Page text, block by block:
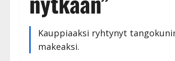
Kauppiaaksi ryhtynyt
makeaksi.